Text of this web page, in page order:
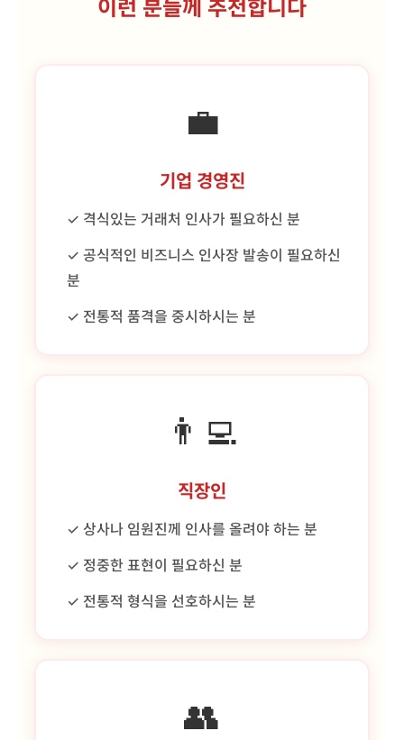
이런 분들께 추천합니다
💼
기업 경영진
✓ 격식있는 거래처 인사가 필요하신 분
✓ 공식적인 비즈니스 인사장 발송이 필요하신
분
✓ 전통적 품격을 중시하시는 분
👨‍💻
직장인
✓ 상사나 임원진께 인사를 올려야 하는 분
✓ 정중한 표현이 필요하신 분
✓ 전통적 형식을 선호하시는 분
👥